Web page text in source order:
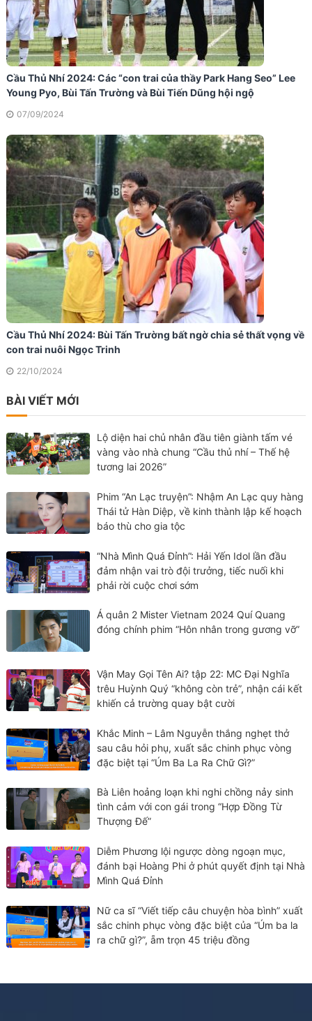
Cầu Thủ Nhí 2024: Các “con trai của thầy Park Hang Seo” Lee
Young Pyo, Bùi Tấn Trường và Bùi Tiến Dũng hội ngộ
07/09/2024
Cầu Thủ Nhí 2024: Bùi Tấn Trường bất ngờ chia sẻ thất vọng về
con trai nuôi Ngọc Trinh
22/10/2024
BÀI VIẾT MỚI
Lộ diện hai chủ nhân đầu tiên giành tấm vé
vàng vào nhà chung “Cầu thủ nhí – Thế hệ
tương lai 2026”
Phim “An Lạc truyện”: Nhậm An Lạc quy hàng
Thái tử Hàn Diệp, về kinh thành lập kế hoạch
báo thù cho gia tộc
“Nhà Mình Quá Đỉnh”: Hải Yến Idol lần đầu
đảm nhận vai trò đội trưởng, tiếc nuối khi
phải rời cuộc chơi sớm
Á quân 2 Mister Vietnam 2024 Quí Quang
đóng chính phim “Hôn nhân trong gương vỡ”
Vận May Gọi Tên Ai? tập 22: MC Đại Nghĩa
trêu Huỳnh Quý “không còn trẻ”, nhận cái kết
khiến cả trường quay bật cười
Khắc Minh – Lâm Nguyễn thắng nghẹt thở
sau câu hỏi phụ, xuất sắc chinh phục vòng
đặc biệt tại “Úm Ba La Ra Chữ Gì?”
Bà Liên hoảng loạn khi nghi chồng nảy sinh
tình cảm với con gái trong “Hợp Đồng Từ
Thượng Đế”
Diễm Phương lội ngược dòng ngoạn mục,
đánh bại Hoàng Phi ở phút quyết định tại Nhà
Mình Quá Đỉnh
Nữ ca sĩ “Viết tiếp câu chuyện hòa bình” xuất
sắc chinh phục vòng đặc biệt của “Úm ba la
ra chữ gì?”, ẵm trọn 45 triệu đồng